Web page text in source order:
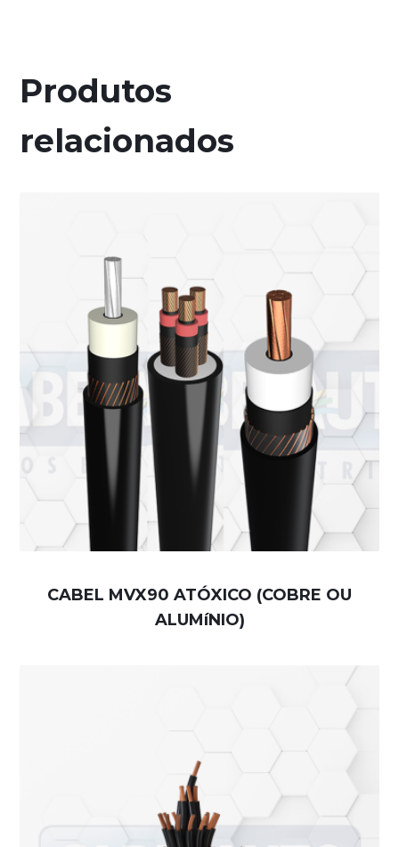
Produtos
relacionados
CABEL MVX90 ATÓXICO (COBRE OU
ALUMíNIO)